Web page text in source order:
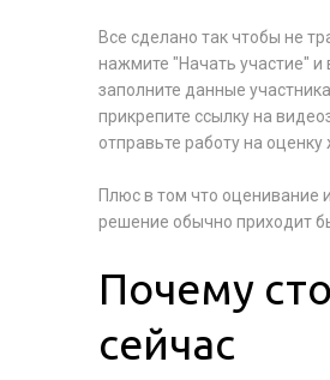
Все сделано так чтобы не
нажмите "Начать участие" и
заполните данные
прикрепите ссылку на
отправьте работу на
Плюс в том что оценивание
решение обычно приходит
Почему
сейчас